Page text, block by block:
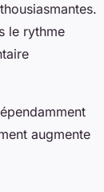
le rythme
augmente